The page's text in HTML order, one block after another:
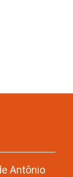
Antônio